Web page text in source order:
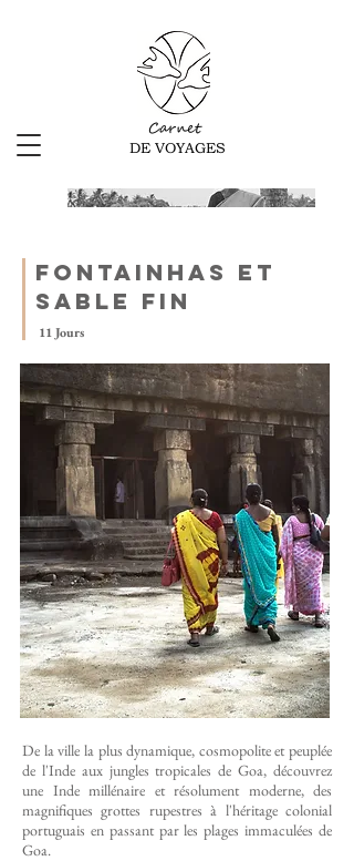
Carnet
DE VOYAGES
Fontainhas et
sable fin
11 Jours
De la ville la plus dynamique, cosmopolite et peuplée
de l'Inde aux jungles tropicales de Goa, découvrez
une Inde millénaire et résolument moderne, des
magnifiques grottes rupestres à l'héritage colonial
portuguais en passant par les plages immaculées de
Goa.